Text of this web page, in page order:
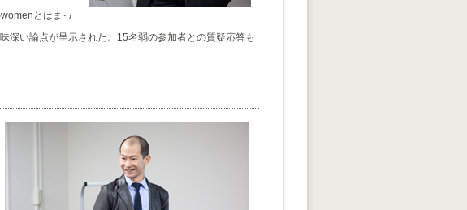
とはまっ
深い論点が呈示された。15名弱の参加者との質疑応答も